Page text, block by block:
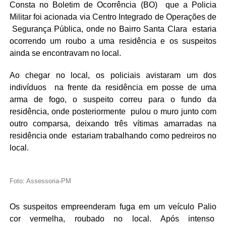
Consta no Boletim de Ocorrência (BO) que a Policia
Militar foi acionada via Centro Integrado de Operações de
Segurança Pública, onde no Bairro Santa Clara estaria
ocorrendo um roubo a uma residência e os suspeitos
ainda se encontravam no local.
Ao chegar no local, os policiais avistaram um dos
indivíduos na frente da residência em posse de uma
arma de fogo, o suspeito correu para o fundo da
residência, onde posteriormente pulou o muro junto com
outro comparsa, deixando três vítimas amarradas na
residência onde estariam trabalhando como pedreiros no
local.
Foto: Assessoria-PM
Os suspeitos empreenderam fuga em um veículo Palio
cor vermelha, roubado no local. Após intenso